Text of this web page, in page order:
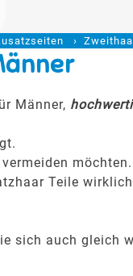
Männer,
möchten.
Teile
sich auch gleich